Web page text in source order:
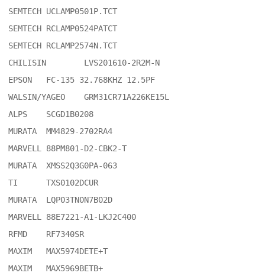
SEMTECH	UCLAMP0501P.TCT
SEMTECH	RCLAMP0524PATCT
SEMTECH	RCLAMP2574N.TCT
CHILISIN	LVS201610-2R2M-N
EPSON	FC-135 32.768KHZ 12.5PF
WALSIN/YAGEO	GRM31CR71A226KE15L
ALPS	SCGD1B0208
MURATA	MM4829-2702RA4
MARVELL	88PM801-D2-CBK2-T
MURATA	XMSS2Q3G0PA-063
TI	TXS0102DCUR
MURATA	LQP03TN0N7B02D
MARVELL	88E7221-A1-LKJ2C400
RFMD	RF7340SR
MAXIM	MAX5974DETE+T
MAXIM	MAX5969BETB+